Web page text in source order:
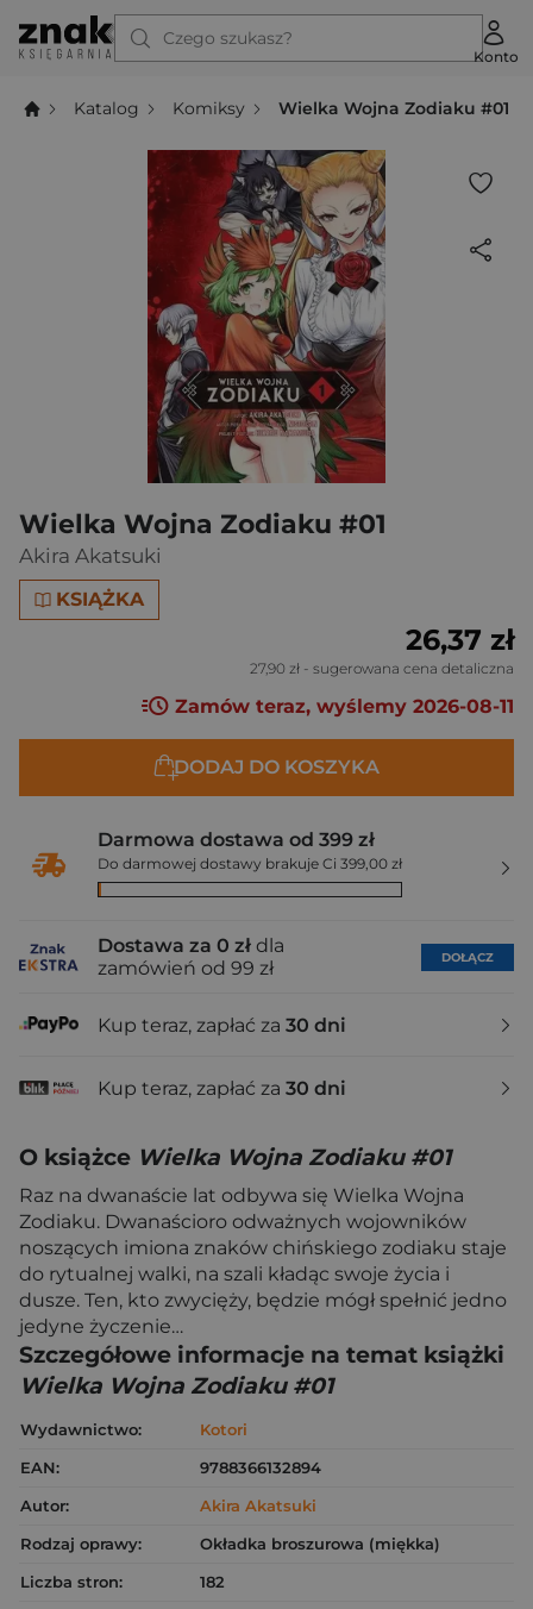
Czego szukasz?
Konto
Katalog Komiksy Wielka Wojna Zodiaku #01
Wielka Wojna Zodiaku #01
Akira Akatsuki
KSIĄŻKA
26,37 zł
27,90 zł - sugerowana cena detaliczna
Zamów teraz, wyślemy 2026-08-11
DODAJ DO KOSZYKA
Darmowa dostawa od 399 zł
Do darmowej dostawy brakuje Ci 399,00 zł
Dostawa za 0 zł dla
zamówień od 99 zł
DOŁĄCZ
Kup teraz, zapłać za 30 dni
Kup teraz, zapłać za 30 dni
O książce Wielka Wojna Zodiaku #01
Raz na dwanaście lat odbywa się Wielka Wojna
Zodiaku. Dwanaścioro odważnych wojowników
noszących imiona znaków chińskiego zodiaku staje
do rytualnej walki, na szali kładąc swoje życia i
dusze. Ten, kto zwycięży, będzie mógł spełnić jedno
jedyne życzenie…
Szczegółowe informacje na temat książki
Wielka Wojna Zodiaku #01
Wydawnictwo:
Kotori
EAN:
9788366132894
Autor:
Akira Akatsuki
Rodzaj oprawy:
Okładka broszurowa (miękka)
Liczba stron:
182